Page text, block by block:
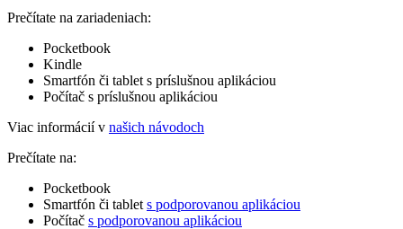
Prečítate na zariadeniach:
Pocketbook
Kindle
Smartfón či tablet s príslušnou aplikáciou
Počítač s príslušnou aplikáciou
Viac informácií v našich návodoch
Prečítate na:
Pocketbook
Smartfón či tablet s podporovanou aplikáciou
Počítač s podporovanou aplikáciou